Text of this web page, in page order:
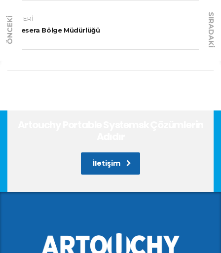
MÜŞTERI
Bonesera Bölge Müdürlüğü
ÖNCEKI SIRADAKI
İletişim